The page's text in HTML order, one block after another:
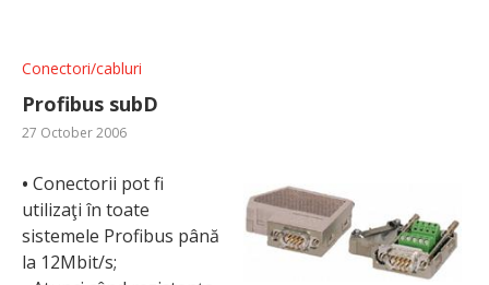
Conectori/cabluri
Profibus subD
27 October 2006
• Conectorii pot fi
utilizaţi în toate
sistemele Profibus până
la 12Mbit/s;